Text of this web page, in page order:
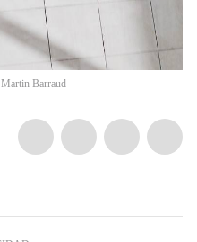
Martin Barraud